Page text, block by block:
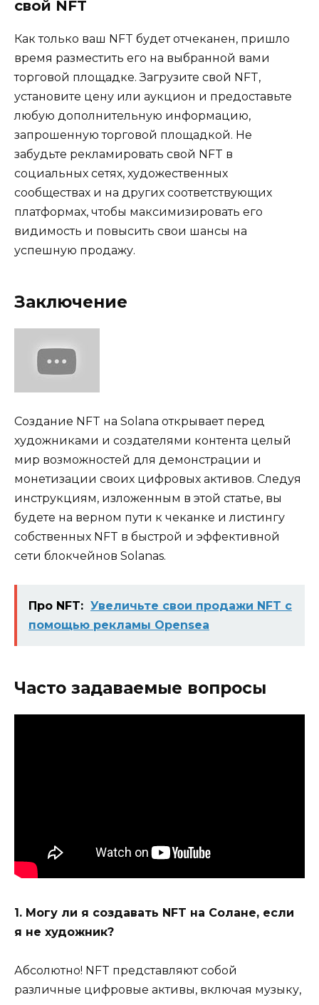
свой NFT
Как только ваш NFT будет отчеканен, пришло
время разместить его на выбранной вами
торговой площадке. Загрузите свой NFT,
установите цену или аукцион и предоставьте
любую дополнительную информацию,
запрошенную торговой площадкой. Не
забудьте рекламировать свой NFT в
социальных сетях, художественных
сообществах и на других соответствующих
платформах, чтобы максимизировать его
видимость и повысить свои шансы на
успешную продажу.
Заключение
Создание NFT на Solana открывает перед
художниками и создателями контента целый
мир возможностей для демонстрации и
монетизации своих цифровых активов. Следуя
инструкциям, изложенным в этой статье, вы
будете на верном пути к чеканке и листингу
собственных NFT в быстрой и эффективной
сети блокчейнов Solanas.
Про NFT: Увеличьте свои продажи NFT с
помощью рекламы Opensea
Часто задаваемые вопросы
1. Могу ли я создавать NFT на Солане, если
я не художник?
Абсолютно! NFT представляют собой
различные цифровые активы, включая музыку,